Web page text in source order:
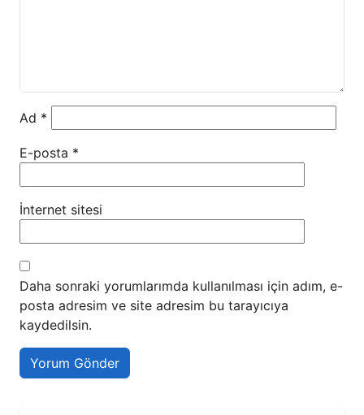
Ad *
E-posta *
İnternet sitesi
Daha sonraki yorumlarımda kullanılması için adım, e-
posta adresim ve site adresim bu tarayıcıya
kaydedilsin.